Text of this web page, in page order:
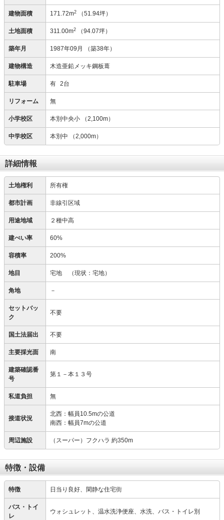
建物面積 171.72m2 （51.94坪）
土地面積 311.00m2 （94.07坪）
築年月 1987年09月 （築38年）
建物構造 木造亜鉛メッキ鋼板葺
駐車場 有 2台
リフォーム 無
小学校区 本別中央小 （2,100m）
中学校区 本別中 （2,000m）
詳細情報
土地権利 所有権
都市計画 非線引区域
用途地域 ２種中高
建ぺい率 60%
容積率 200%
地目 宅地 （現状：宅地）
角地 －
セットバッ
ク
不要
国土法届出 不要
主要採光面 南
建築確認番
号
第１－本１３号
私道負担 無
接道状況
北西：幅員10.5mの公道
南西：幅員7mの公道
周辺施設 （スーパー）フクハラ 約350m
特徴・設備
特徴 日当り良好、閑静な住宅街
バス・トイ
レ
ウォシュレット、温水洗浄便座、水洗、バス・トイレ別